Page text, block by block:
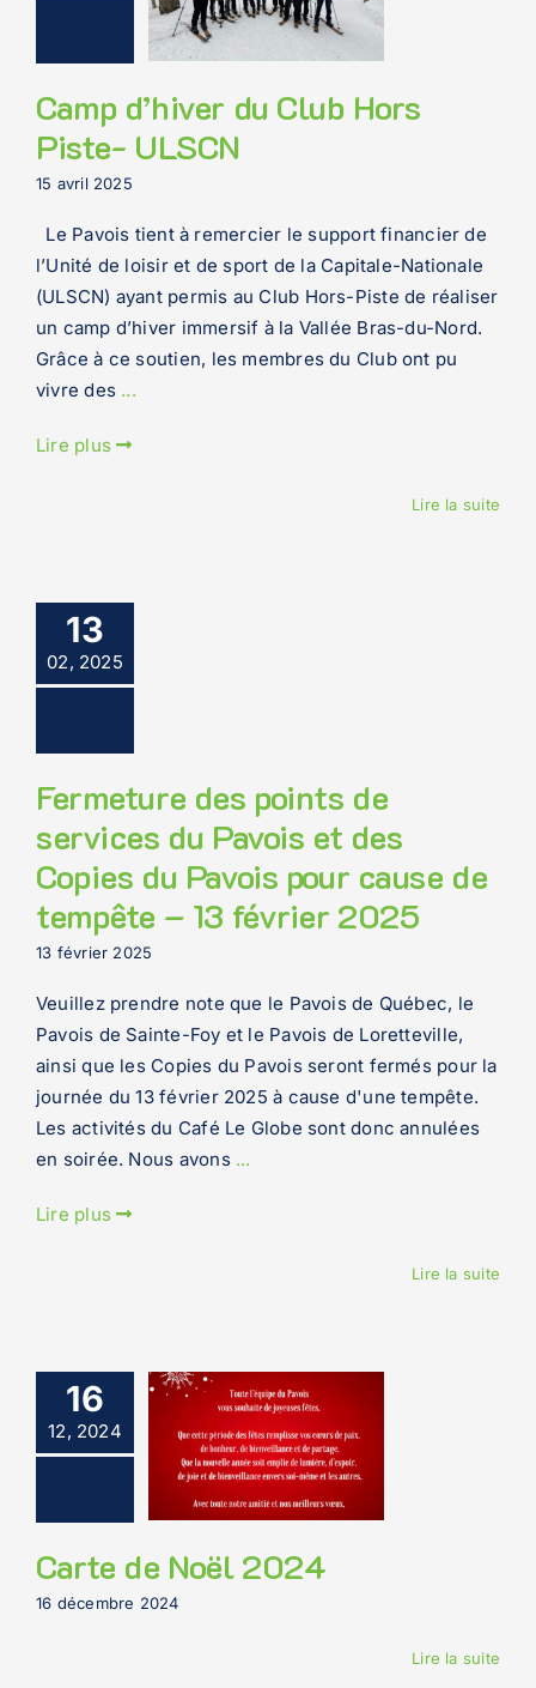
Camp d’hiver du Club Hors
Piste- ULSCN
15 avril 2025
Le Pavois tient à remercier le support financier de
l’Unité de loisir et de sport de la Capitale-Nationale
(ULSCN) ayant permis au Club Hors-Piste de réaliser
un camp d’hiver immersif à la Vallée Bras-du-Nord.
Grâce à ce soutien, les membres du Club ont pu
vivre des ...
Lire plus
Lire la suite
13
02, 2025
Fermeture des points de
services du Pavois et des
Copies du Pavois pour cause de
tempête – 13 février 2025
13 février 2025
Veuillez prendre note que le Pavois de Québec, le
Pavois de Sainte-Foy et le Pavois de Loretteville,
ainsi que les Copies du Pavois seront fermés pour la
journée du 13 février 2025 à cause d'une tempête.
Les activités du Café Le Globe sont donc annulées
en soirée. Nous avons ...
Lire plus
Lire la suite
16
12, 2024
Carte de Noël 2024
16 décembre 2024
Lire la suite